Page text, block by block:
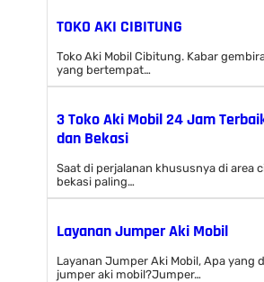
TOKO AKI CIBITUNG
Toko Aki Mobil Cibitung. Kabar
yang bertempat…
3 Toko Aki Mobil 24 Jam
dan Bekasi
Saat di perjalanan khususnya di area
bekasi paling…
Layanan Jumper Aki Mobil
Layanan Jumper Aki Mobil, Apa yang
jumper aki mobil?Jumper…